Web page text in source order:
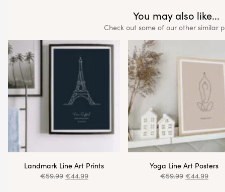
You may also like...
Check out some of our other similar
Landmark Line Art Prints
€59.99 €44.99
Yoga Line Art Posters
€59.99 €44.99